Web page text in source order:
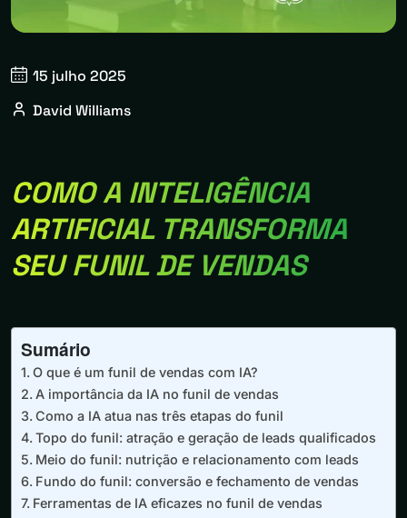
15 julho 2025
David Williams
COMO A INTELIGÊNCIA
ARTIFICIAL TRANSFORMA
SEU FUNIL DE VENDAS
Sumário
O que é um funil de vendas com IA?
A importância da IA no funil de vendas
Como a IA atua nas três etapas do funil
Topo do funil: atração e geração de leads qualificados
Meio do funil: nutrição e relacionamento com leads
Fundo do funil: conversão e fechamento de vendas
Ferramentas de IA eficazes no funil de vendas